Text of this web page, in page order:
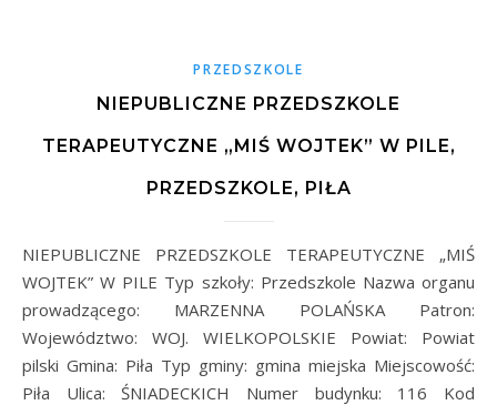
PRZEDSZKOLE
NIEPUBLICZNE PRZEDSZKOLE
TERAPEUTYCZNE „MIŚ WOJTEK” W PILE,
PRZEDSZKOLE, PIŁA
NIEPUBLICZNE PRZEDSZKOLE TERAPEUTYCZNE „MIŚ
WOJTEK” W PILE Typ szkoły: Przedszkole Nazwa organu
prowadzącego: MARZENNA POLAŃSKA Patron:
Województwo: WOJ. WIELKOPOLSKIE Powiat: Powiat
pilski Gmina: Piła Typ gminy: gmina miejska Miejscowość:
Piła Ulica: ŚNIADECKICH Numer budynku: 116 Kod